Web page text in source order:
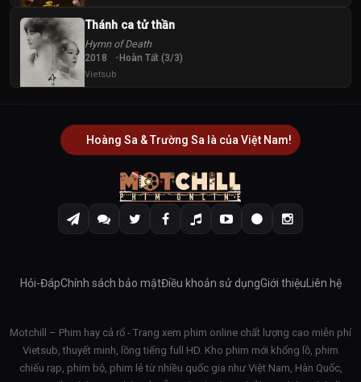
58
Tập
59
61
Tập
65
Tập
66
Tập
Tập
68
Tập
Tập
76
77
78
Thánh ca tử thần
Hymn of Death
2018 Hoàn Tất (3/3)
Vietsub
Hoàng Sa & Trường Sa là của Việt Nam!
Hỏi-ĐápChính sách bảo mậtĐiều khoản sử dụngGiới thiệu Liên hệ
Motchill – Phim hay cả rổ - Trang xem phim online chất lượng cao miễn phí
Vietsub, thuyết minh, lồng tiếng full HD. Kho phim mới khổng lồ, phim
chiếu rạp, phim bộ, phim lẻ từ nhiều quốc gia như Việt Nam, Hàn Quốc,